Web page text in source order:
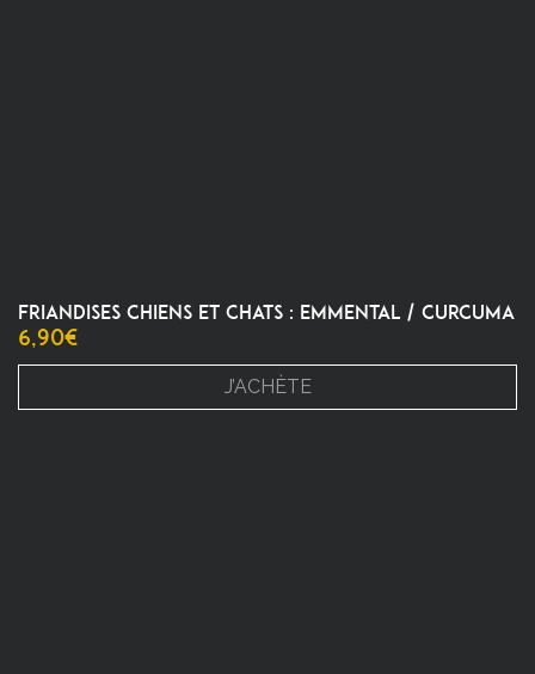
FRIANDISES CHIENS ET CHATS : EMMENTAL / CURCUMA
6,90€
J’ACHÈTE